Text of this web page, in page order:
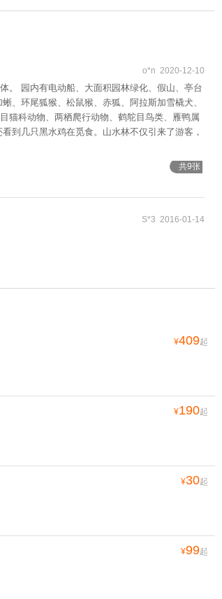
o*n 2020-12-10
。 园内有电动船、大面积园林绿化、假山、亭台
、环尾狐猴、松鼠猴、赤狐、阿拉斯加雪橇犬、
猫科动物、两栖爬行动物、鹤鸵目鸟类、雁鸭属
到几只黑水鸡在觅食。山水林不仅引来了游客，
共9张
S*3 2016-01-14
¥409起
¥190起
¥30起
¥99起